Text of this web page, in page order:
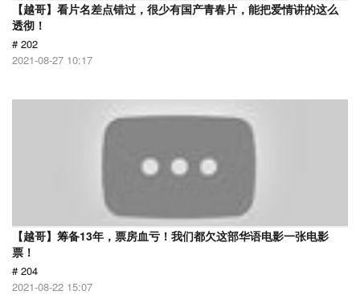
【越哥】看片名差点错过，很少有国产青春片，能把爱情讲的这么
透彻！
# 202
2021-08-27 10:17
【越哥】筹备13年，票房血亏！我们都欠这部华语电影一张电影
票！
# 204
2021-08-22 15:07